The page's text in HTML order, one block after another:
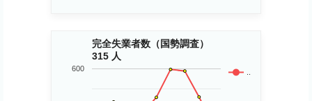
完全失業者数（国勢調査）
315 人
..
600